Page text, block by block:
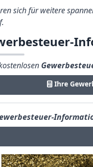
sich für weitere
Ihre